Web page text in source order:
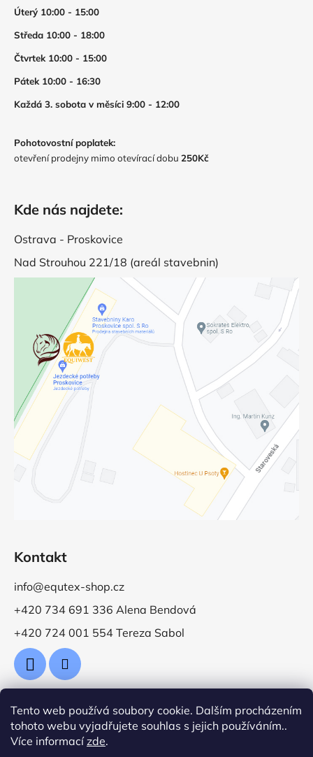
Tento web používá soubory cookie. Dalším procházením
tohoto webu vyjadřujete souhlas s jejich používáním..
Více informacízde.
Úterý 10:00 - 15:00
Středa 10:00 - 18:00
Čtvrtek 10:00 - 15:00
Pátek 10:00 - 16:30
Každá 3. sobota v měsíci 9:00 - 12:00
Pohotovostní poplatek:
otevření prodejny mimo otevírací dobu 250Kč
Kde nás najdete:
Ostrava - Proskovice
Nad Strouhou 221/18 (areál stavebnin)
Kontakt
info@equtex-shop.cz
+420 734 691 336 Alena Bendová
+420 724 001 554 Tereza Sabol
Přijímáme online platby